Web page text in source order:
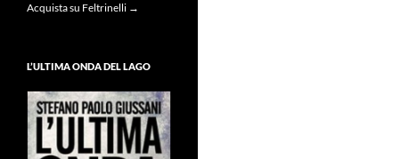
Acquista su Feltrinelli →
L’ULTIMA ONDA DEL LAGO